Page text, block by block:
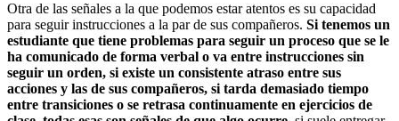
Otra de las señales a la que podemos estar atentos es su capacidad
para seguir instrucciones a la par de sus compañeros. Si tenemos un
estudiante que tiene problemas para seguir un proceso que se le
ha comunicado de forma verbal o va entre instrucciones sin
seguir un orden, si existe un consistente atraso entre sus
acciones y las de sus compañeros, si tarda demasiado tiempo
entre transiciones o se retrasa continuamente en ejercicios de